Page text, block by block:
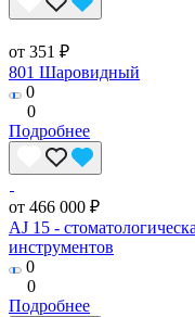
от 351 ₽
801 Шаровидный
0
0
Подробнее
от 466 000 ₽
AJ 15 -
инструментов
0
0
Подробнее